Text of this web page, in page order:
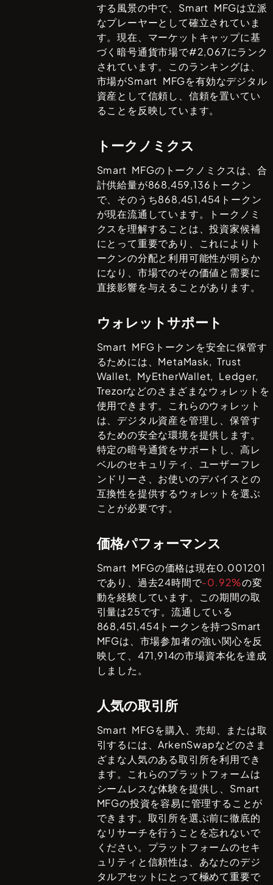
する風景の中で、 Smart MFGは立派
なプレーヤーとして確立されていま
す。現在、マーケットキャップに基
づく暗号通貨市場で#2,067にランク
されています。このランキングは、
市場がSmart MFGを有効なデジタル
資産として信頼し、信頼を置いてい
ることを反映しています。
トークノミクス
Smart MFGのトークノミクスは、合
計供給量が868,459,136 トークン
で、そのうち868,451,454 トークン
が現在流通しています。トークノミ
クスを理解することは、投資家候補
にとって重要であり、これによりト
ークンの分配と利用可能性が明らか
になり、市場でのその価値と需要に
直接影響を与えることがあります。
ウォレットサポート
Smart MFG トークンを安全に保管す
るためには、 MetaMask, Trust
Wallet, MyEtherWallet, Ledger,
Trezorなどのさまざまなウォレットを
使用できます。これらのウォレット
は、デジタル資産を管理し、保管す
るための安全な環境を提供します。
特定の暗号通貨をサポートし、高レ
ベルのセキュリティ、ユーザーフレ
ンドリーさ、お使いのデバイスとの
互換性を提供するウォレットを選ぶ
ことが必要です。
価格パフォーマンス
Smart MFGの価格は現在0.001201
であり、過去24時間で-0.92%の変
動を経験しています。この期間の取
引量は25です。流通している
868,451,454 トークンを持つSmart
MFGは、市場参加者の強い関心を反
映して、 471,914の市場資本化を達成
しました。
人気の取引所
Smart MFGを購入、売却、または取
引するには、ArkenSwapなどのさま
ざまな人気のある取引所を利用でき
ます。これらのプラットフォームは
シームレスな体験を提供し、 Smart
MFGの投資を容易に管理することが
できます。取引所を選ぶ前に徹底的
なリサーチを行うことを忘れないで
ください。プラットフォームのセキ
ュリティと信頼性は、あなたのデジ
タルアセットにとって極めて重要で